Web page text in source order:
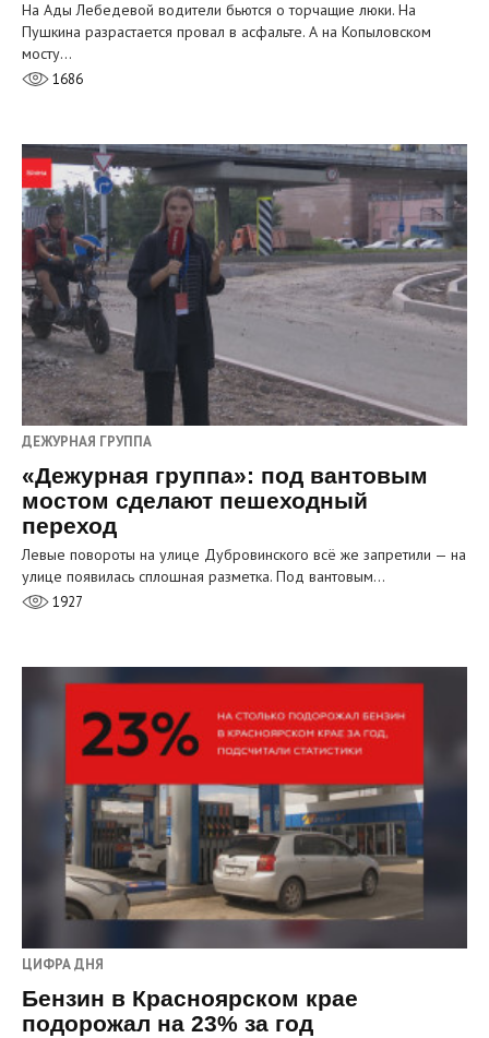
На Ады Лебедевой водители бьются о торчащие люки. На
Пушкина разрастается провал в асфальте. А на Копыловском
мосту…
1686
ДЕЖУРНАЯ ГРУППА
«Дежурная группа»: под вантовым
мостом сделают пешеходный
переход
Левые повороты на улице Дубровинского всё же запретили — на
улице появилась сплошная разметка. Под вантовым…
1927
ЦИФРА ДНЯ
Бензин в Красноярском крае
подорожал на 23% за год